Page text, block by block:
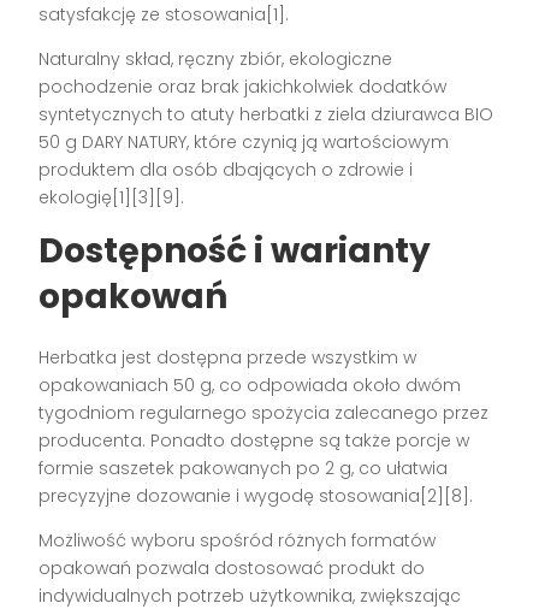
satysfakcję ze stosowania[1].
Naturalny skład, ręczny zbiór, ekologiczne
pochodzenie oraz brak jakichkolwiek dodatków
syntetycznych to atuty herbatki z ziela dziurawca BIO
50 g DARY NATURY, które czynią ją wartościowym
produktem dla osób dbających o zdrowie i
ekologię[1][3][9].
Dostępność i warianty
opakowań
Herbatka jest dostępna przede wszystkim w
opakowaniach 50 g, co odpowiada około dwóm
tygodniom regularnego spożycia zalecanego przez
producenta. Ponadto dostępne są także porcje w
formie saszetek pakowanych po 2 g, co ułatwia
precyzyjne dozowanie i wygodę stosowania[2][8].
Możliwość wyboru spośród różnych formatów
opakowań pozwala dostosować produkt do
indywidualnych potrzeb użytkownika, zwiększając